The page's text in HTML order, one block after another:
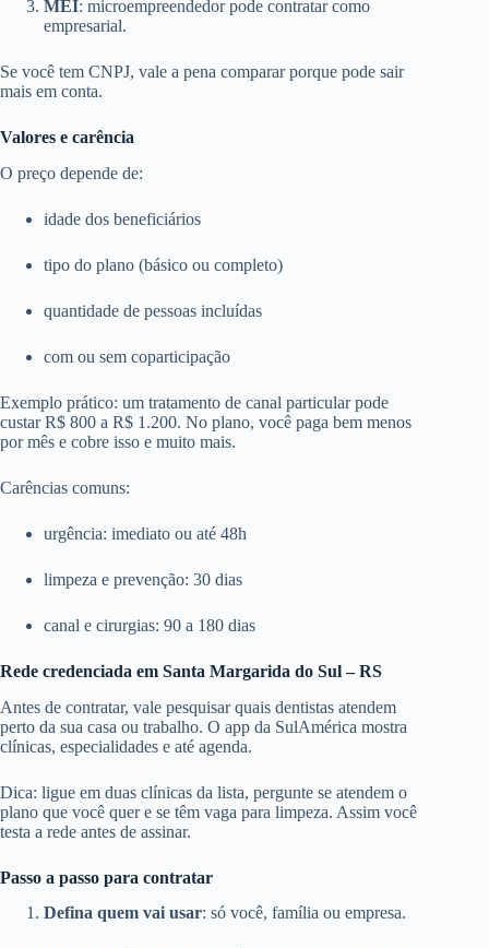
MEI: microempreendedor pode contratar como
empresarial.
Se você tem CNPJ, vale a pena comparar porque pode sair
mais em conta.
Valores e carência
O preço depende de:
idade dos beneficiários
tipo do plano (básico ou completo)
quantidade de pessoas incluídas
com ou sem coparticipação
Exemplo prático: um tratamento de canal particular pode
custar R$ 800 a R$ 1.200. No plano, você paga bem menos
por mês e cobre isso e muito mais.
Carências comuns:
urgência: imediato ou até 48h
limpeza e prevenção: 30 dias
canal e cirurgias: 90 a 180 dias
Rede credenciada em Santa Margarida do Sul – RS
Antes de contratar, vale pesquisar quais dentistas atendem
perto da sua casa ou trabalho. O app da SulAmérica mostra
clínicas, especialidades e até agenda.
Dica: ligue em duas clínicas da lista, pergunte se atendem o
plano que você quer e se têm vaga para limpeza. Assim você
testa a rede antes de assinar.
Passo a passo para contratar
Defina quem vai usar: só você, família ou empresa.